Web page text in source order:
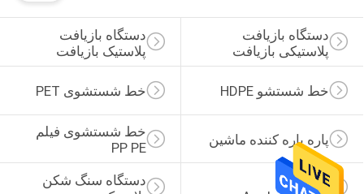
دستگاه بازیافت
پلاستیک بازیافت
دستگاه بازیافت
پلاستیکی بازیافت
خط شستشوی PET خط شستشو HDPE
خط شستشوی فیلم
PP PE
پاره پاره کننده ماشین
دستگاه سنگ شکن
ماشین